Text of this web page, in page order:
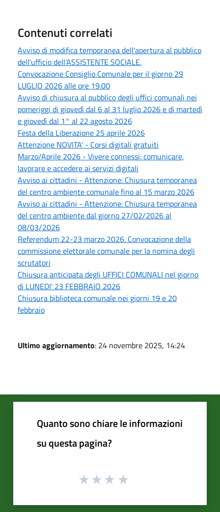
Contenuti correlati
Avviso di modifica temporanea dell'apertura al pubblico
dell'ufficio dell'ASSISTENTE SOCIALE.
Convocazione Consiglio Comunale per il giorno 29
LUGLIO 2026 alle ore 19.00
Avviso di chiusura al pubblico degli uffici comunali nei
pomeriggi di giovedì dal 6 al 31 luglio 2026 e di martedì
e giovedì dal 1° al 22 agosto 2026
Festa della Liberazione 25 aprile 2026
Attenzione NOVITA' - Corsi digitali gratuiti
Marzo/Aprile 2026 - Vivere connessi: comunicare,
lavorare e accedere ai servizi digitali
Avviso ai cittadini - Attenzione: Chiusura temporanea
del centro ambiente comunale fino al 15 marzo 2026
Avviso ai cittadini - Attenzione: Chiusura temporanea
del centro ambiente dal giorno 27/02/2026 al
08/03/2026
Referendum 22-23 marzo 2026. Convocazione della
commissione elettorale comunale per la nomina degli
scrutatori
Chiusura anticipata degli UFFICI COMUNALI nel giorno
di LUNEDI' 23 FEBBRAIO 2026
Chiusura biblioteca comunale nei giorni 19 e 20
febbraio
Ultimo aggiornamento: 24 novembre 2025, 14:24
Quanto sono chiare le informazioni
su questa pagina?